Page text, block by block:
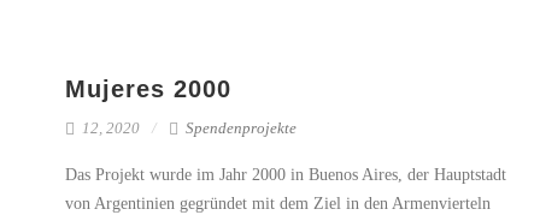
Mujeres 2000
12, 2020 Spendenprojekte
Das Projekt wurde im Jahr 2000 in Buenos Aires, der Hauptstadt
von Argentinien gegründet mit dem Ziel in den Armenvierteln